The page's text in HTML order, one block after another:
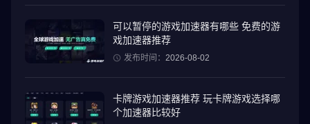
++++++++++++++++++++++++++++++++
[官方 X]
https://t7s.jp/index.html
[推荐设备]
可以暂停的游戏加速器有哪些 免费的游
戏加速器推荐
发布时间： 2026-08-02
卡牌游戏加速器推荐 玩卡牌游戏选择哪
个加速器比较好